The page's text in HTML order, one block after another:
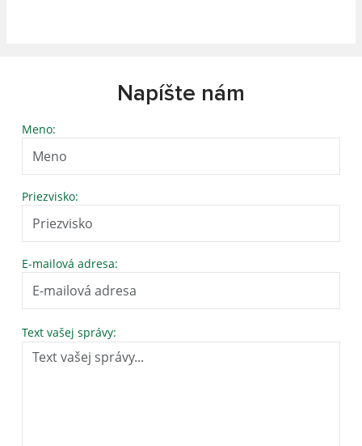
Napíšte nám
Meno:
Priezvisko:
E-mailová adresa:
Text vašej správy: